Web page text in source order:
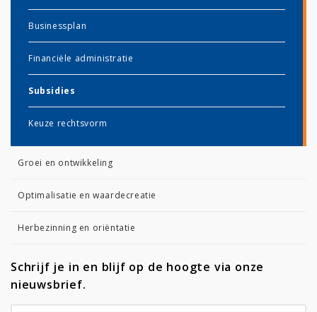
Businessplan
Financiële administratie
Subsidies
Keuze rechtsvorm
Groei en ontwikkeling
Optimalisatie en waardecreatie
Herbezinning en oriëntatie
Schrijf je in en blijf op de hoogte via onze
nieuwsbrief.